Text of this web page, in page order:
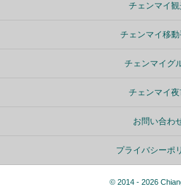
チェンマイ
チェンマイ移
チェンマイグ
チェンマイ
お問い合わ
プライバシーポ
© 2014 - 2026